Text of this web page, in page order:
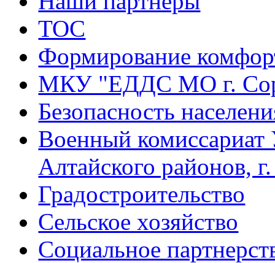
ТОС
Формирование
МКУ "ЕДДС МО г.
Безопасность
Военный комиссариат
Алтайского районов,
Градостроительство
Сельское хозяйство
Социальное